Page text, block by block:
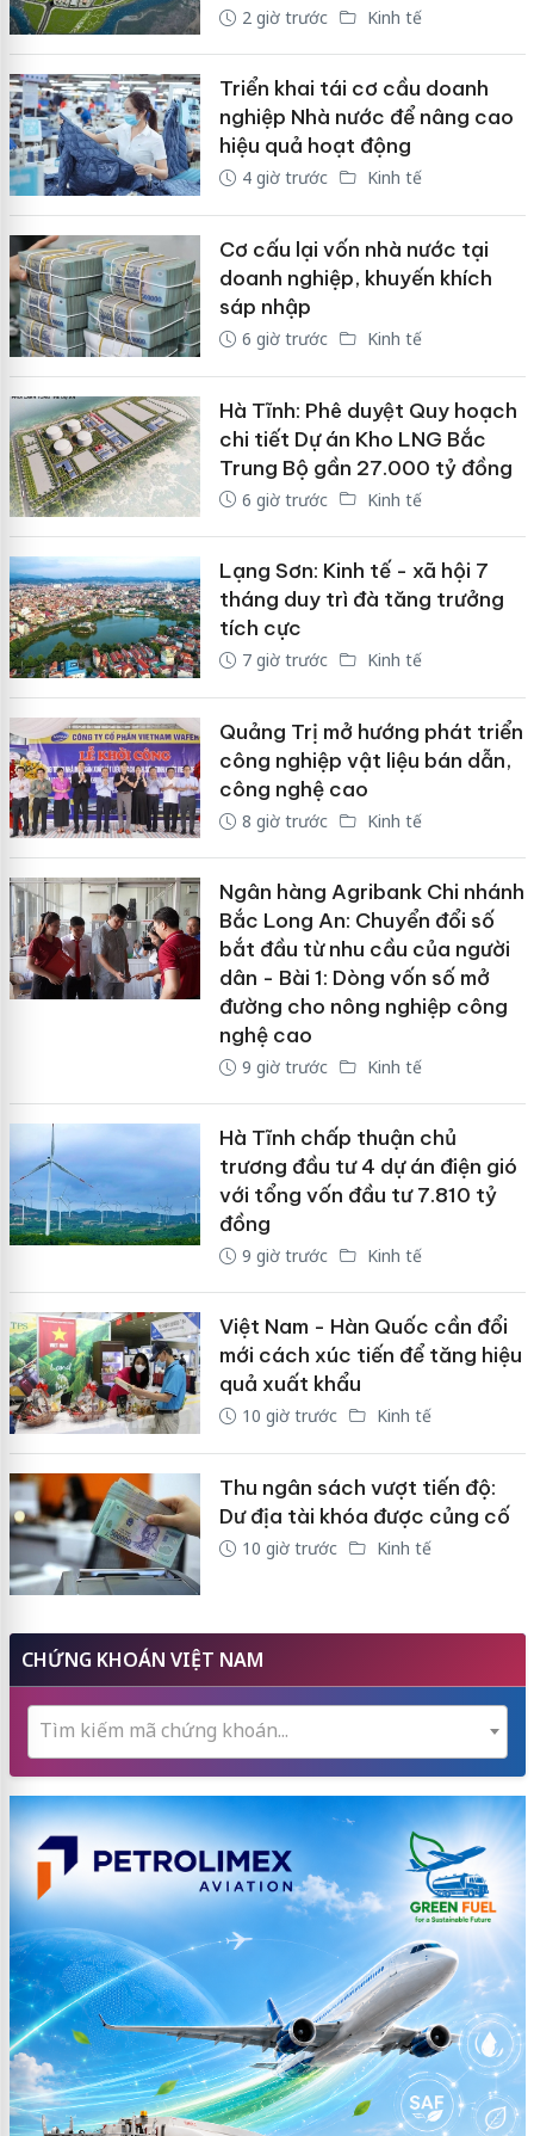
2 giờ trước Kinh tế
Triển khai tái cơ cầu doanh
nghiệp Nhà nước để nâng cao
hiệu quả hoạt động
4 giờ trước Kinh tế
Cơ cấu lại vốn nhà nước tại
doanh nghiệp, khuyến khích
sáp nhập
6 giờ trước Kinh tế
Hà Tĩnh: Phê duyệt Quy hoạch
chi tiết Dự án Kho LNG Bắc
Trung Bộ gần 27.000 tỷ đồng
6 giờ trước Kinh tế
Lạng Sơn: Kinh tế - xã hội 7
tháng duy trì đà tăng trưởng
tích cực
7 giờ trước Kinh tế
Quảng Trị mở hướng phát triển
công nghiệp vật liệu bán dẫn,
công nghệ cao
8 giờ trước Kinh tế
Ngân hàng Agribank Chi nhánh
Bắc Long An: Chuyển đổi số
bắt đầu từ nhu cầu của người
dân - Bài 1: Dòng vốn số mở
đường cho nông nghiệp công
nghệ cao
9 giờ trước Kinh tế
Hà Tĩnh chấp thuận chủ
trương đầu tư 4 dự án điện gió
với tổng vốn đầu tư 7.810 tỷ
đồng
9 giờ trước Kinh tế
Việt Nam - Hàn Quốc cần đổi
mới cách xúc tiến để tăng hiệu
quả xuất khẩu
10 giờ trước Kinh tế
Thu ngân sách vượt tiến độ:
Dư địa tài khóa được củng cố
10 giờ trước Kinh tế
CHỨNG KHOÁN VIỆT NAM
Tìm kiếm mã chứng khoán...